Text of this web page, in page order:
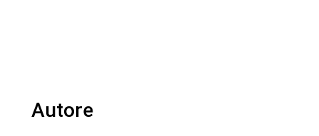
Autore